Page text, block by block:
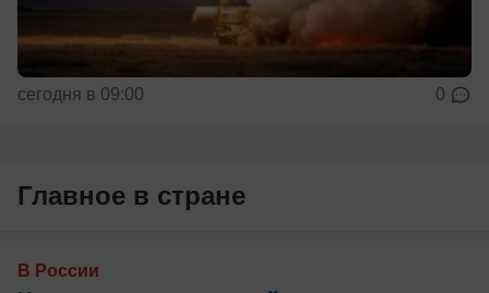
сегодня в 09:00 0
Главное в стране
В России